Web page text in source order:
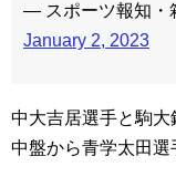
— スポーツ報知・
January 2, 2023
中大吉居選手と駒大
中盤から青学太田選